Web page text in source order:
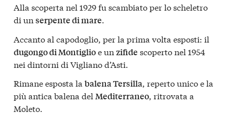
Alla scoperta nel 1929 fu scambiato per lo scheletro
di un serpente di mare.
Accanto al capodoglio, per la prima volta esposti: il
dugongo di Montiglioe un zifide scoperto nel 1954
nei dintorni di Vigliano d’Asti.
Rimane esposta la balena Tersilla, reperto unico e la
più antica balena del Mediterraneo, ritrovata a
Moleto.